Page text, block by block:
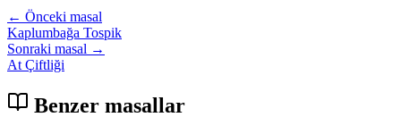
← Önceki masal
Kaplumbağa Tospik
Sonraki masal →
At Çiftliği
Benzer masallar